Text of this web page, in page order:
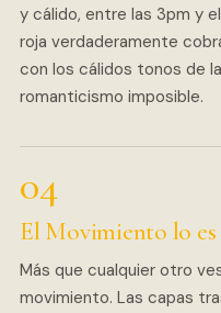
y cálido, entre las 3pm y
roja verdaderamente
con los cálidos tonos de
romanticismo imposible.
El Movimiento lo
Más que cualquier otro
movimiento. Las capas